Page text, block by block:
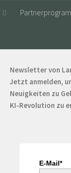
Newsletter von
Jetzt anmelden,
Neuigkeiten zu
KI-Revolution zu
E-Mail*